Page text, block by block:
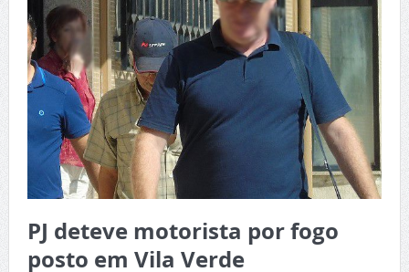
PJ deteve motorista por fogo
posto em Vila Verde